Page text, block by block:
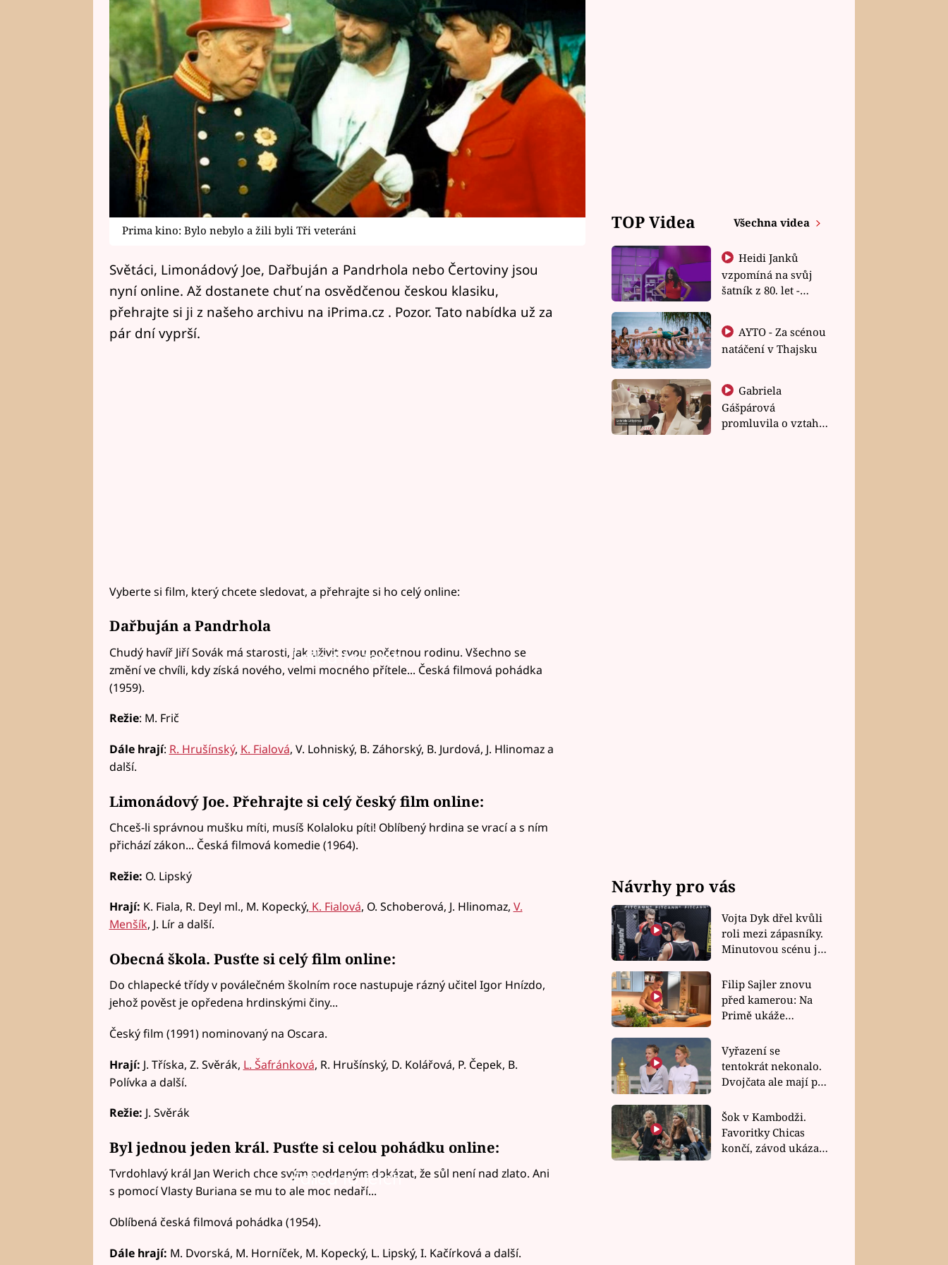
Prima kino: Bylo nebylo a žili byli Tři veteráni
Světáci, Limonádový Joe, Dařbuján a Pandrhola nebo Čertoviny jsou
nyní online. Až dostanete chuť na osvědčenou českou klasiku,
přehrajte si ji z našeho archivu na iPrima.cz . Pozor. Tato nabídka už za
pár dní vyprší.
Vyberte si film, který chcete sledovat, a přehrajte si ho celý online:
Dařbuján a Pandrhola
Failed to fetch
Chudý havíř Jiří Sovák má starosti, jak uživit svou početnou rodinu. Všechno se
změní ve chvíli, kdy získá nového, velmi mocného přítele... Česká filmová pohádka
(1959).
Režie: M. Frič
Dále hrají: R. Hrušínský, K. Fialová, V. Lohniský, B. Záhorský, B. Jurdová, J. Hlinomaz a
další.
Limonádový Joe. Přehrajte si celý český film online:
Chceš-li správnou mušku míti, musíš Kolaloku píti! Oblíbený hrdina se vrací a s ním
přichází zákon... Česká filmová komedie (1964).
Režie: O. Lipský
Hrají: K. Fiala, R. Deyl ml., M. Kopecký, K. Fialová, O. Schoberová, J. Hlinomaz, V.
Menšík, J. Lír a další.
Obecná škola. Pusťte si celý film online:
Do chlapecké třídy v poválečném školním roce nastupuje rázný učitel Igor Hnízdo,
jehož pověst je opředena hrdinskými činy...
Český film (1991) nominovaný na Oscara.
Hrají: J. Tříska, Z. Svěrák, L. Šafránková, R. Hrušínský, D. Kolářová, P. Čepek, B.
Polívka a další.
Režie: J. Svěrák
Byl jednou jeden král. Pusťte si celou pohádku online:
Failed to fetch
Tvrdohlavý král Jan Werich chce svým poddaným dokázat, že sůl není nad zlato. Ani
s pomocí Vlasty Buriana se mu to ale moc nedaří...
Oblíbená česká filmová pohádka (1954).
Dále hrají: M. Dvorská, M. Horníček, M. Kopecký, L. Lipský, I. Kačírková a další.
TOP Videa Všechna videa
Heidi Janků
vzpomíná na svůj
šatník z 80. let -
natáčení v Thajsku
Gabriela
Gášpárová
promluvila o vztahu
Návrhy pro vás
Vojta Dyk dřel kvůli
roli mezi zápasníky.
Minutovou scénu jel
Filip Sajler znovu
před kamerou: Na
Primě ukáže
rychlé recepty
Vyřazení se
tentokrát nekonalo.
Dvojčata ale mají po
závodu nůž na krku
Šok v Kambodži.
Favoritky Chicas
končí, závod ukázal